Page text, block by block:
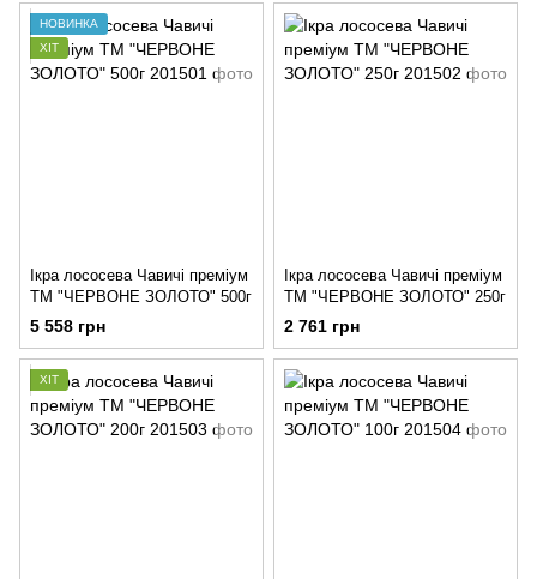
НОВИНКА
ХІТ
Ікра лососева Чавичі преміум
ТМ "ЧЕРВОНЕ ЗОЛОТО" 500г
5 558 грн
Ікра лососева Чавичі преміум
ТМ "ЧЕРВОНЕ ЗОЛОТО" 250г
2 761 грн
ХІТ